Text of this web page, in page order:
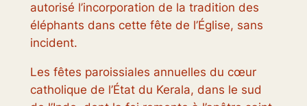
autorisé l’incorporation de la tradition des
éléphants dans cette fête de l’Église, sans
incident.
Les fêtes paroissiales annuelles du cœur
catholique de l’État du Kerala, dans le sud